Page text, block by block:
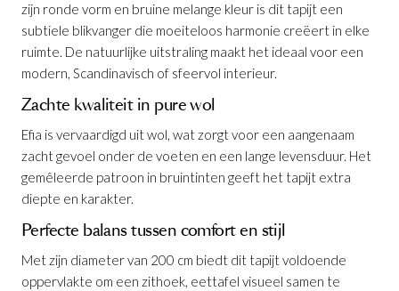
zijn ronde vorm en bruine melange kleur is dit tapijt een
subtiele blikvanger die moeiteloos harmonie creëert in elke
ruimte. De natuurlijke uitstraling maakt het ideaal voor een
modern, Scandinavisch of sfeervol interieur.
Zachte kwaliteit in pure wol
Efia is vervaardigd uit wol, wat zorgt voor een aangenaam
zacht gevoel onder de voeten en een lange levensduur. Het
gemêleerde patroon in bruintinten geeft het tapijt extra
diepte en karakter.
Perfecte balans tussen comfort en stijl
Met zijn diameter van 200 cm biedt dit tapijt voldoende
oppervlakte om een zithoek, eettafel visueel samen te
toegevoegd aan je winkelmandje